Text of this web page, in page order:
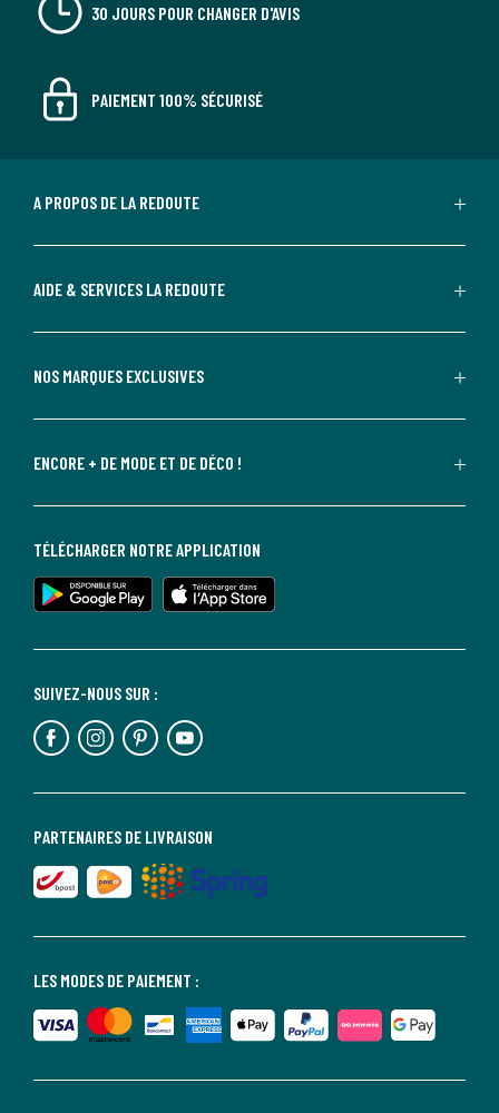
30 JOURS POUR CHANGER D'AVIS
PAIEMENT 100% SÉCURISÉ
A PROPOS DE LA REDOUTE
AIDE & SERVICES LA REDOUTE
NOS MARQUES EXCLUSIVES
ENCORE + DE MODE ET DE DÉCO !
LES MODES DE PAIEMENT :
PARTENAIRES DE LIVRAISON
SUIVEZ-NOUS SUR :
TÉLÉCHARGER NOTRE APPLICATION